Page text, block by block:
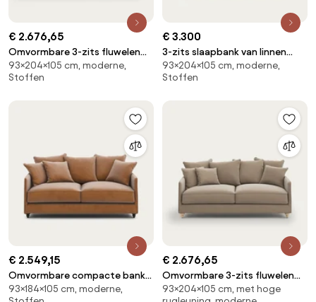
€ 2.676,65
Omvormbare 3-zits fluwelen
zetel, Lazare
93×204×105 cm, moderne,
Stoffen
€ 3.300
3-zits slaapbank van linnen
fluweel, LAZARE
93×204×105 cm, moderne,
Stoffen
€ 2.549,15
Omvormbare compacte bank
in fluweel, Lazare
93×184×105 cm, moderne,
€ 2.676,65
Omvormbare 3-zits fluwelen
zetel, Lazare
93×204×105 cm, met hoge